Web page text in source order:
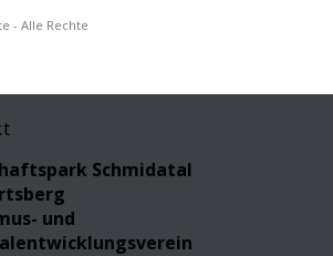
- Alle Rechte
Schmidatal
und